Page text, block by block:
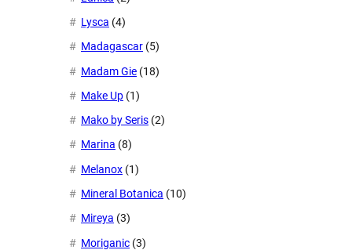
Lysca (4)
Madagascar (5)
Madam Gie (18)
Make Up (1)
Mako by Seris (2)
Marina (8)
Melanox (1)
Mineral Botanica (10)
Mireya (3)
Moriganic (3)